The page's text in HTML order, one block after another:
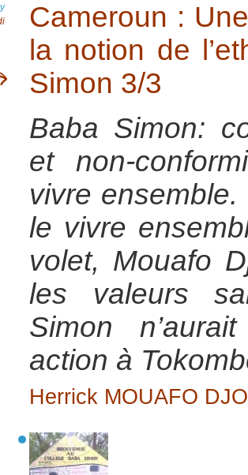
Cameroun :
la notion de
Simon 3/3
Baba Simon:
et non-
vivre
le vivre
volet, Mouafo
les valeurs
Simon
action à
Herrick MOUAFO